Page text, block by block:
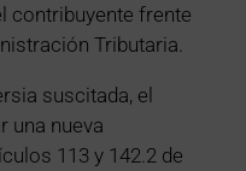
contribuyente frente
Tributaria.
suscitada, el
una nueva
113 y 142.2 de